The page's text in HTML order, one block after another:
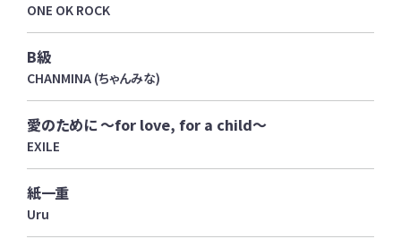
ONE OK ROCK
B級
CHANMINA (ちゃんみな)
愛のために ～for love, for a child～
EXILE
紙一重
Uru